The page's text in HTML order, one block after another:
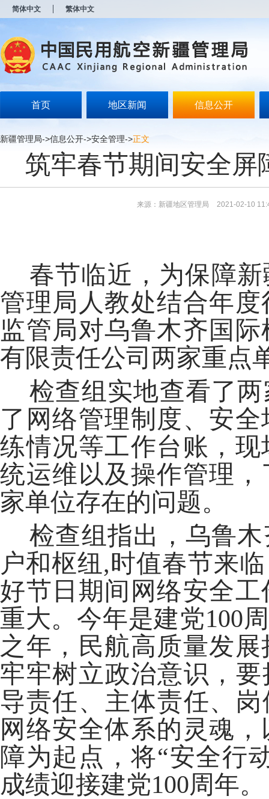
简体中文 繁体中文
首页 地区新闻 信息公开
新疆管理局->信息公开->安全管理->正文
筑牢春节期间安全屏
来源：新疆地区管理局 2021-02-10
春节临近，为保障新
管理局人教处结合年
监管局对乌鲁木齐国
有限责任公司两家重点
检查组实地查看了两
了网络管理制度、安
练情况等工作台账，
统运维以及操作管理
家单位存在的问题。
检查组指出，乌鲁木
户和枢纽,时值春节来
好节日期间网络安全
重大。今年是建党100
之年，民航高质量发
牢牢树立政治意识，
导责任、主体责任、
网络安全体系的灵魂
障为起点，将“安全行
成绩迎接建党100周年。
开
无
障
说
按
Alt
键